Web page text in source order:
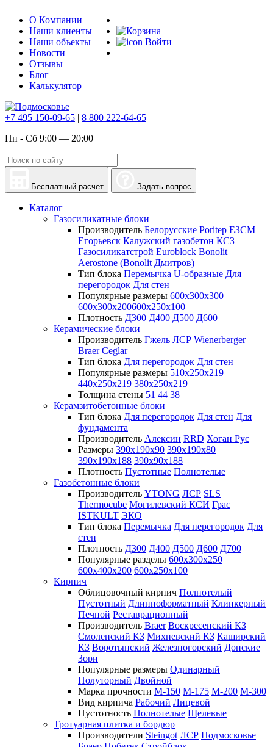
О Компании
Наши клиенты
Наши объекты
Новости
Отзывы
Блог
Калькулятор
Войти
+7 495 150-09-65 | 8 800 222-64-65
Пн - Сб 9:00 — 20:00
Бесплатный расчет Задать вопрос
Каталог
Газосиликатные блоки
Производитель Белорусские Poritep ЕЗСМ
Егорьевск Калужский газобетон КСЗ
Газосиликатстрой Euroblock Bonolit
Aerostone (Bonolit Дмитров)
Тип блока Перемычка U-образные Для
перегородок Для стен
Популярные размеры 600х300х300
600х300х200600х250х100
Плотность Д300 Д400 Д500 Д600
Керамические блоки
Производитель Гжель ЛСР Wienerberger
Braer Ceglar
Тип блока Для перегородок Для стен
Популярные размеры 510х250х219
440х250х219 380х250х219
Толщина стены 51 44 38
Керамзитобетонные блоки
Тип блока Для перегородок Для стен Для
фундамента
Производитель Алексин RRD Хоган Рус
Размеры 390х190х90 390х190х80
390х190х188 390х90х188
Плотность Пустотные Полнотелые
Газобетонные блоки
Производитель YTONG ЛСР SLS
Thermocube Могилевский КСИ Грас
ISTKULT ЭКО
Тип блока Перемычка Для перегородок Для
стен
Плотность Д300 Д400 Д500 Д600 Д700
Популярные разделы 600х300х250
600х400х200 600х250х100
Кирпич
Облицовочный кирпич Полнотелый
Пустотный Длинноформатный Клинкерный
Печной Реставрационный
Производитель Braer Воскресенский КЗ
Смоленский КЗ Михневский КЗ Каширский
КЗ Воротынский Железногорский Донские
Зори
Популярные размеры Одинарный
Полуторный Двойной
Марка прочности М-150 М-175 М-200 М-300
Вид кирпича Рабочий Лицевой
Пустотность Полнотелые Щелевые
Тротуарная плитка и бордюр
Производители Steingot ЛСР Подмосковье